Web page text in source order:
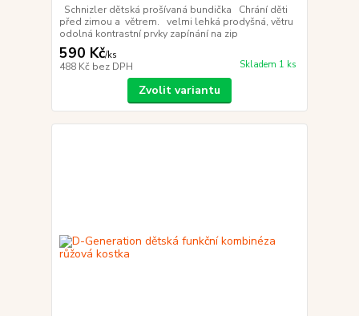
Schnizler dětská prošívaná bundička Chrání děti
před zimou a větrem. velmi lehká prodyšná, větru
odolná kontrastní prvky zapínání na zip
590 Kč/ks
488 Kč bez DPH Skladem 1 ks
Zvolit variantu